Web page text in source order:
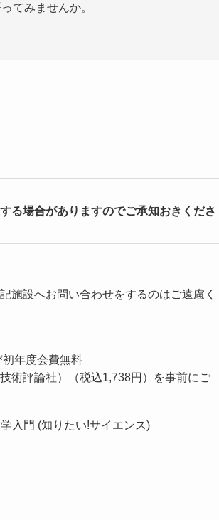
てみませんか。
る場合がありますのでご承知おきくださ
施設へお問い合わせをするのはご遠慮く
年度会費無料
術評論社）（税込1,738円）を事前にご
入門 (知りたい!サイエンス)